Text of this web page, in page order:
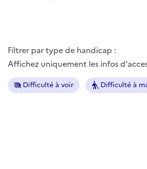
Filtrer par type de handicap :
Affichez uniquement les infos
Difficulté à voir Difficulté à